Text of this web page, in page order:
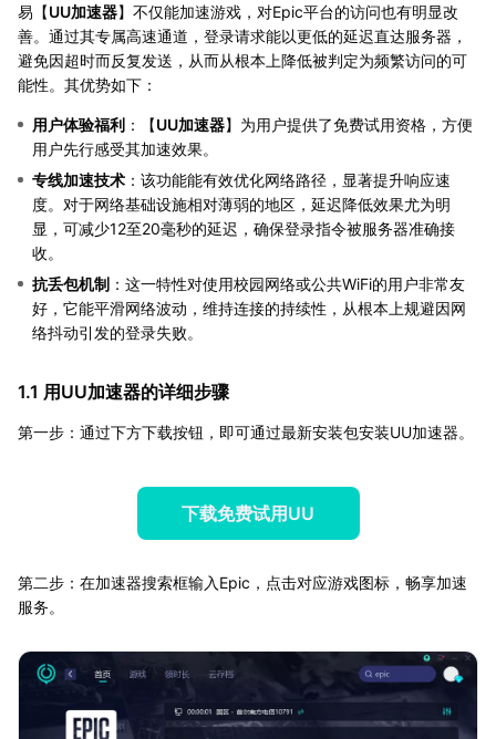
易【UU加速器】不仅能加速游戏，对Epic平台的访问也有明显改
善。通过其专属高速通道，登录请求能以更低的延迟直达服务器，
避免因超时而反复发送，从而从根本上降低被判定为频繁访问的可
能性。其优势如下：
用户体验福利 ：【UU加速器】为用户提供了免费试用资格，方便
用户先行感受其加速效果。
专线加速技术 ：该功能能有效优化网络路径，显著提升响应速
度。对于网络基础设施相对薄弱的地区，延迟降低效果尤为明
显，可减少12至20毫秒的延迟，确保登录指令被服务器准确接
收。
抗丢包机制 ：这一特性对使用校园网络或公共WiFi的用户非常友
好，它能平滑网络波动，维持连接的持续性，从根本上规避因网
络抖动引发的登录失败。
1.1 用UU加速器的详细步骤
第一步：通过下方下载按钮，即可通过最新安装包安装UU加速器。
下载免费试用UU
第二步：在加速器搜索框输入Epic，点击对应游戏图标，畅享加速
服务。